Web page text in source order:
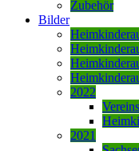
Zubehör
Bilder
2022
2021